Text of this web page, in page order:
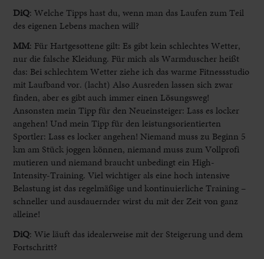
DiQ: Welche Tipps hast du, wenn man das Laufen zum Teil
des eigenen Lebens machen will?
MM: Für Hartgesottene gilt: Es gibt kein schlechtes Wetter,
nur die falsche Kleidung. Für mich als Warmduscher heißt
das: Bei schlechtem Wetter ziehe ich das warme Fitnessstudio
mit Laufband vor. (lacht) Also Ausreden lassen sich zwar
finden, aber es gibt auch immer einen Lösungsweg!
Ansonsten mein Tipp für den Neueinsteiger: Lass es locker
angehen! Und mein Tipp für den leistungsorientierten
Sportler: Lass es locker angehen! Niemand muss zu Beginn 5
km am Stück joggen können, niemand muss zum Vollprofi
mutieren und niemand braucht unbedingt ein High-
Intensity-Training. Viel wichtiger als eine hoch intensive
Belastung ist das regelmäßige und kontinuierliche Training –
schneller und ausdauernder wirst du mit der Zeit von ganz
alleine!
DiQ: Wie läuft das idealerweise mit der Steigerung und dem
Fortschritt?